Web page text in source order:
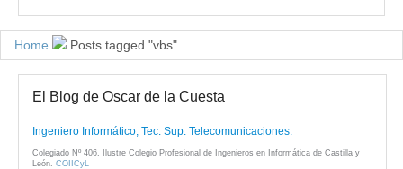
Home Posts tagged "vbs"
El Blog de Oscar de la Cuesta
Ingeniero Informático, Tec. Sup. Telecomunicaciones.
Colegiado Nº 406, Ilustre Colegio Profesional de Ingenieros en Informática de Castilla y
León. COIICyL